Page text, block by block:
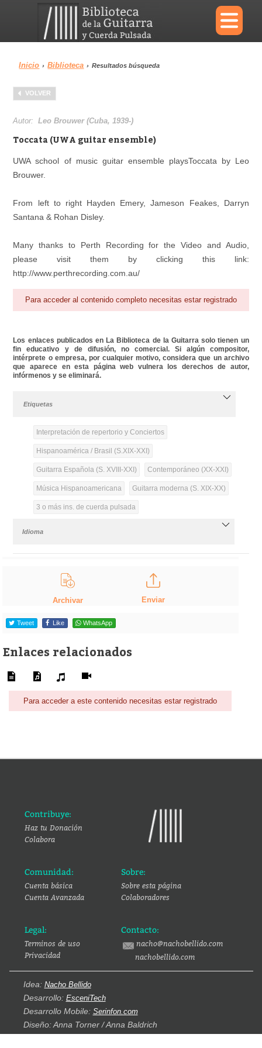
×
Menu
Biblioteca
Área personal
Inicio › Biblioteca › Resultados búsqueda
VOLVER
Autor:Leo Brouwer (Cuba, 1939-)
Toccata (UWA guitar ensemble)
UWA school of music guitar ensemble playsToccata by Leo
Brouwer.
From left to right Hayden Emery, Jameson Feakes, Darryn
Santana & Rohan Disley.
Many thanks to Perth Recording for the Video and Audio,
please visit them by clicking this link:
http://www.perthrecording.com.au/
Para acceder al contenido completo necesitas estar registrado
Los enlaces publicados en La Biblioteca de la Guitarra solo tienen un
fin educativo y de difusión, no comercial. Si algún compositor,
intérprete o empresa, por cualquier motivo, considera que un archivo
que aparece en esta página web vulnera los derechos de autor,
infórmenos y se eliminará.
Etiquetas
Interpretación de repertorio y Conciertos
Hispanoamérica / Brasil (S.XIX-XXI)
Guitarra Española (S. XVIII-XXI) Contemporáneo (XX-XXI)
Música Hispanoamericana Guitarra moderna (S. XIX-XX)
3 o más ins. de cuerda pulsada
Idioma
Archivar Enviar
Tweet Like WhatsApp
Enlaces relacionados
Para acceder a este contenido necesitas estar registrado
Contribuye:
Haz tu Donación
Colabora
Comunidad:
Cuenta básica
Cuenta Avanzada
Sobre:
Sobre esta página
Colaboradores
Legal:
Terminos de uso
Privacidad
Contacto:
nacho@nachobellido.com
nachobellido.com
Idea: Nacho Bellido
Desarrollo: EsceniTech
Desarrollo Mobile: Serinfon.com
Diseño: Anna Torner / Anna Baldrich